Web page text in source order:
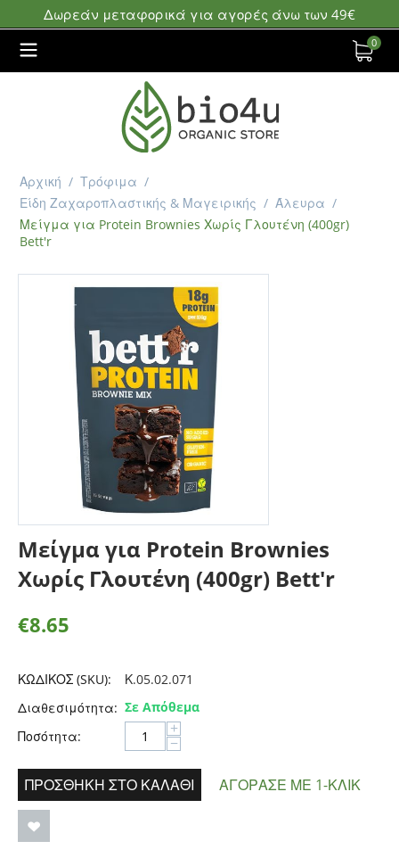
Δωρεάν μεταφορικά για αγορές άνω των 49€
0
Αρχική / Τρόφιμα /
Είδη Ζαχαροπλαστικής & Μαγειρικής / Άλευρα /
Μείγμα για Protein Brownies Χωρίς Γλουτένη (400gr)
Bett'r
Μείγμα για Protein Brownies
Χωρίς Γλουτένη (400gr) Bett'r
€8.65
ΚΩΔΙΚΟΣ (SKU):
Κ.05.02.071
Διαθεσιμότητα: Σε Απόθεμα
Ποσότητα:
+
−
ΠΡΟΣΘΉΚΗ ΣΤΟ ΚΑΛΆΘΙ ΑΓΌΡΑΣΕ ΜΕ 1-ΚΛΙΚ